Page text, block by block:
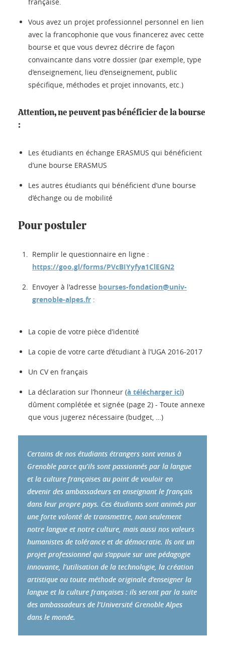
française.
Vous avez un projet professionnel personnel en lien
avec la francophonie que vous financerez avec cette
bourse et que vous devrez décrire de façon
convaincante dans votre dossier (par exemple, type
d’enseignement, lieu d’enseignement, public
spécifique, méthodes et projet innovants, etc.)
Attention, ne peuvent pas bénéficier de la bourse
:
Les étudiants en échange ERASMUS qui bénéficient
d’une bourse ERASMUS
Les autres étudiants qui bénéficient d’une bourse
d’échange ou de mobilité
Pour postuler
Remplir le questionnaire en ligne :
https://goo.gl/forms/PVcBIYyfya1ClEGN2
Envoyer à l'adresse bourses-fondation@univ-
grenoble-alpes.fr :
La copie de votre pièce d’identité
La copie de votre carte d’étudiant à l’UGA 2016-2017
Un CV en français
La déclaration sur l’honneur (à télécharger ici)
dûment complétée et signée (page 2) - Toute annexe
que vous jugerez nécessaire (budget, …)
Certains de nos étudiants étrangers sont venus à
Grenoble parce qu’ils sont passionnés par la langue
et la culture françaises au point de vouloir en
devenir des ambassadeurs en enseignant le français
dans leur propre pays. Ces étudiants sont animés par
une forte volonté de transmettre, non seulement
notre langue et notre culture, mais aussi nos valeurs
humanistes de tolérance et de démocratie. Ils ont un
projet professionnel qui s’appuie sur une pédagogie
innovante, l’utilisation de la technologie, la création
artistique ou toute méthode originale d’enseigner la
langue et la culture françaises : ils seront par la suite
des ambassadeurs de l’Université Grenoble Alpes
dans le monde.